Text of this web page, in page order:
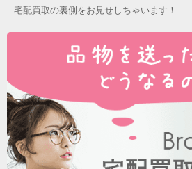
宅配買取の裏側をお見せしちゃいます！